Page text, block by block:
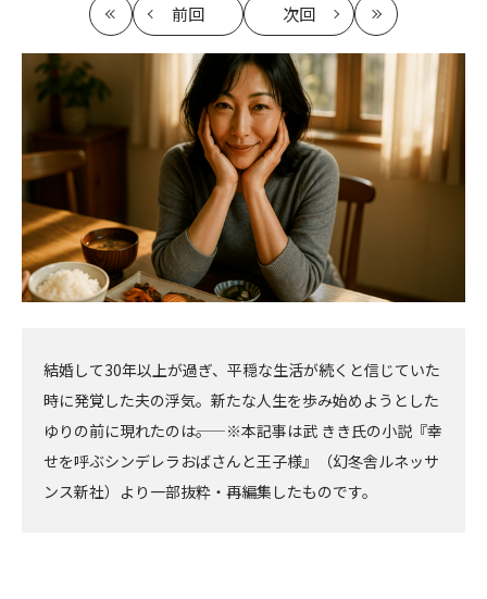
最
初
前回
記
へ
次回
記
事
へ
最
新
結婚して30年以上が過ぎ、平穏な生活が続くと信じていた
時に発覚した夫の浮気。新たな人生を歩み始めようとした
ゆりの前に現れたのは――。 ※本記事は武 きき氏の小説『幸
せを呼ぶシンデレラおばさんと王子様』（幻冬舎ルネッサ
ンス新社）より一部抜粋・再編集したものです。